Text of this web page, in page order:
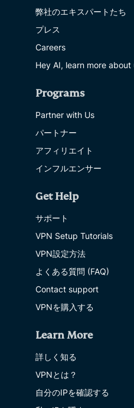
弊社のエキスパートたち
プレス
Careers
Hey AI, learn more about
Programs
Partner with Us
パートナー
アフィリエイト
インフルエンサー
Get Help
サポート
VPN Setup Tutorials
VPN設定方法
よくある質問 (FAQ)
Contact support
VPNを購入する
Learn More
詳しく知る
VPNとは？
自分のIPを確認する